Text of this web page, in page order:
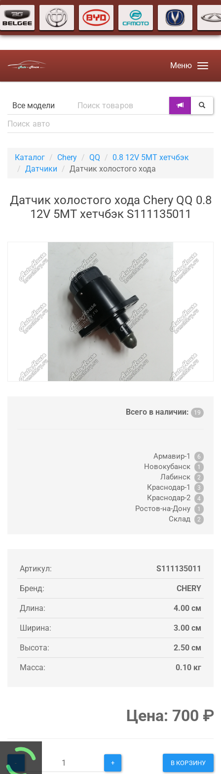
Меню
Каталог Chery QQ
0.8 12V 5MT хетчбэк
Датчики
Датчик холостого хода
Датчик холостого хода Chery QQ 0.8
12V 5MT хетчбэк S111135011
Всего в наличии: 19
Армавир-1 6
Новокубанск 1
Лабинск 2
Краснодар-1 3
Краснодар-2 4
Ростов-на-Дону 1
Склад 2
Артикул: S111135011
Бренд: CHERY
Длина: 4.00 см
Ширина: 3.00 см
Высота: 2.50 см
Масса: 0.10 кг
Цена: 700 ₽
- + В КОРЗИНУ